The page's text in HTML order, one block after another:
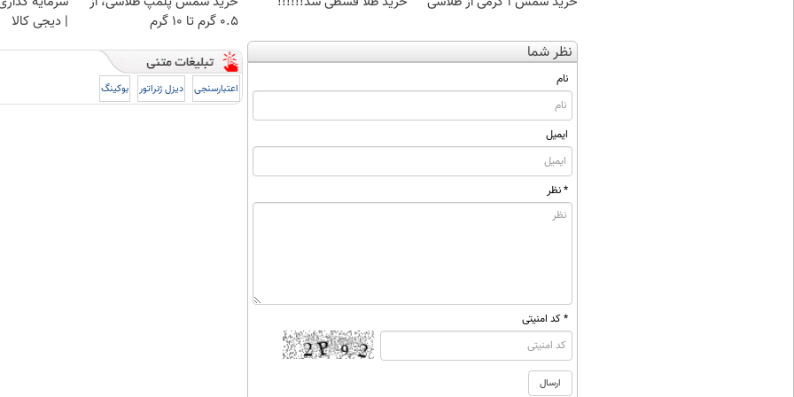
۰.۵ گرم تا ۱۰ گرم
| دیجی کالا
نظر شما
نام
ایمیل
* نظر
* کد امنیتی
اعتبارسنجی دیزل ژنراتور بوکینگ